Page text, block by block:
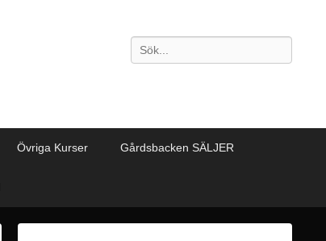
Sök
Övriga Kurser Gårdsbacken SÄLJER